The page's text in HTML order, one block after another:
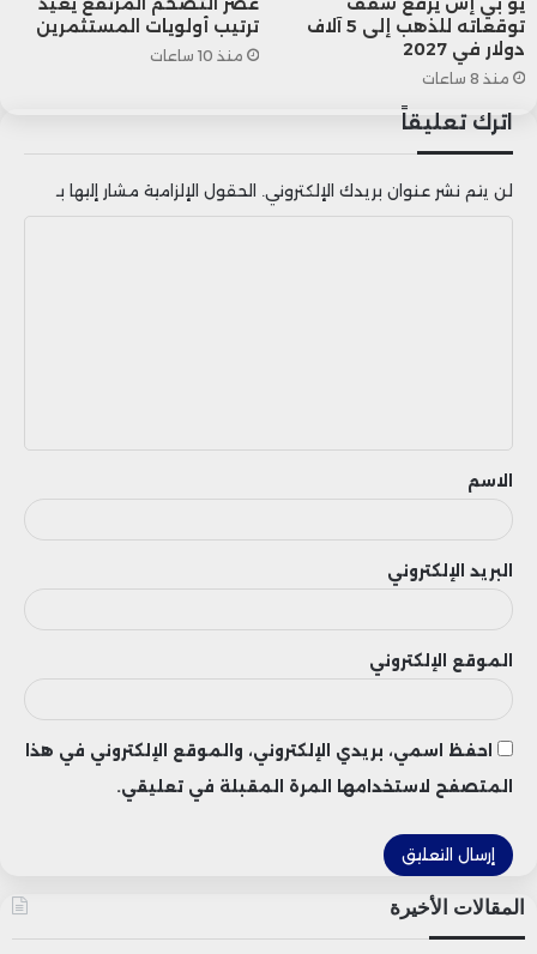
توقعاته للذهب إلى 5 آلاف
دولار في 2027
منذ 8 ساعات
ترتيب أولويات المستثمرين
منذ 10 ساعات
اترك تعليقاً
لن يتم نشر عنوان بريدك الإلكتروني. الحقول الإلزامية مشار إليها بـ
ق
الاسم
البريد الإلكتروني
الموقع الإلكتروني
احفظ اسمي، بريدي الإلكتروني، والموقع الإلكتروني في هذا
المتصفح لاستخدامها المرة المقبلة في تعليقي.
المقالات الأخيرة